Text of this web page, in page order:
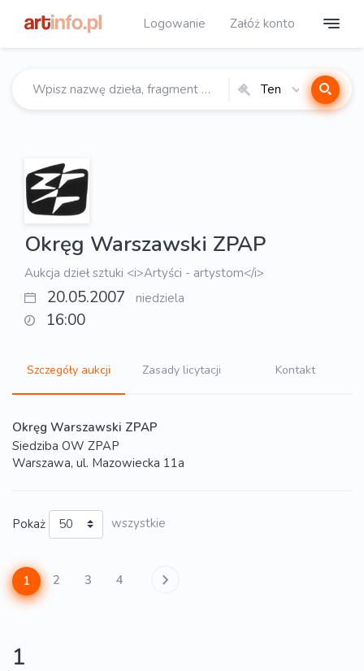
Logowanie Załóż konto
Ten
Okręg Warszawski ZPAP
Aukcja dzieł sztuki <i>Artyści - artystom</i>
20.05.2007 niedziela
16:00
Szczegóły aukcji Zasady licytacji Kontakt
Okręg Warszawski ZPAP
Siedziba OW ZPAP
Warszawa, ul. Mazowiecka 11a
Pokaż wszystkie
1 2 3 4
1